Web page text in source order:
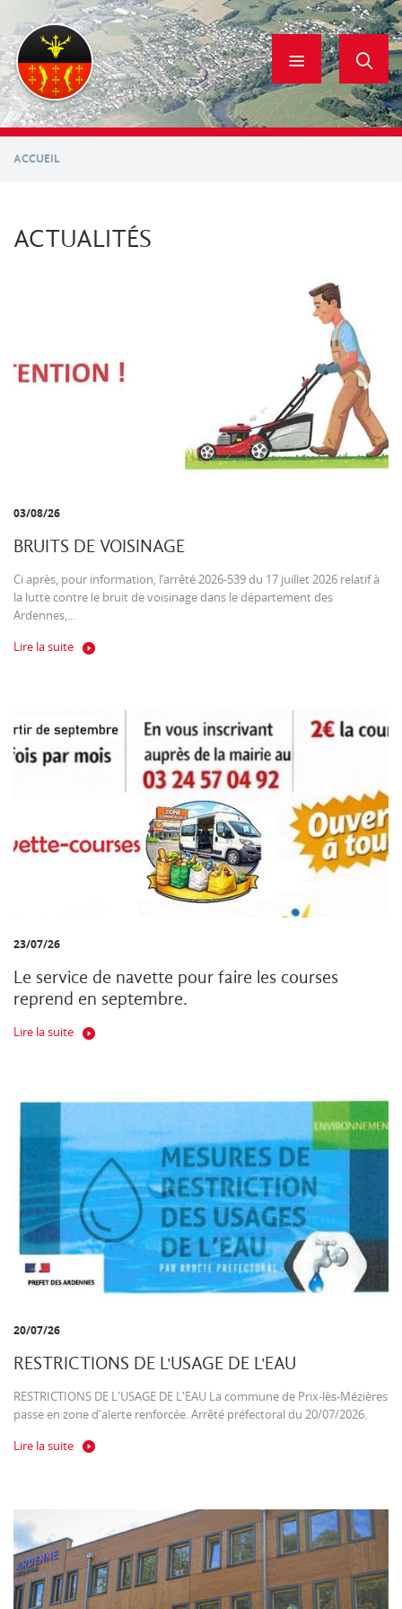
contenu
principal
ACCUEIL
ACTUALITÉS
03/08/26
BRUITS DE VOISINAGE
Ci après, pour information, l’arrêté 2026-539 du 17 juillet 2026 relatif à
la lutte contre le bruit de voisinage dans le département des
Ardennes,...
Lire la suite
23/07/26
Le service de navette pour faire les courses
reprend en septembre.
Lire la suite
20/07/26
RESTRICTIONS DE L'USAGE DE L'EAU
RESTRICTIONS DE L'USAGE DE L'EAU La commune de Prix-lès-Mézières
passe en zone d'alerte renforcée. Arrêté préfectoral du 20/07/2026.
Lire la suite